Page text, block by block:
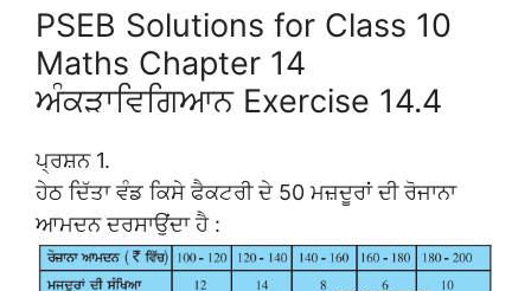
PSEB Solutions for Class 10
Maths Chapter 14
ਅੰਕੜਾਵਿਗਿਆਨ Exercise 14.4
ਪ੍ਰਸ਼ਨ 1.
ਹੇਠ ਦਿੱਤਾ ਵੰਡ ਕਿਸੇ ਫੈਕਟਰੀ ਦੇ 50 ਮਜ਼ਦੂਰਾਂ ਦੀ ਰੋਜਾਨਾ
ਆਮਦਨ ਦਰਸਾਉਂਦਾ ਹੈ :